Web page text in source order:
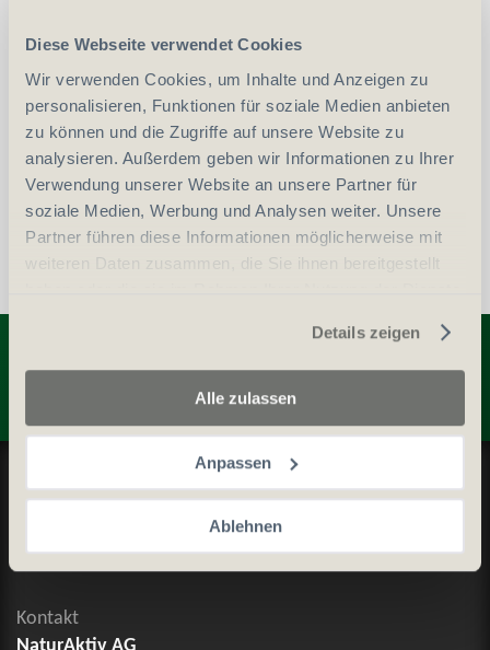
Diese Webseite verwendet Cookies
Wir verwenden Cookies, um Inhalte und Anzeigen zu
personalisieren, Funktionen für soziale Medien anbieten
zu können und die Zugriffe auf unsere Website zu
analysieren. Außerdem geben wir Informationen zu Ihrer
Verwendung unserer Website an unsere Partner für
soziale Medien, Werbung und Analysen weiter. Unsere
Partner führen diese Informationen möglicherweise mit
weiteren Daten zusammen, die Sie ihnen bereitgestellt
Details zeigen
Alle zulassen
Anpassen
Ablehnen
vergleichen
Anzahl Stück
In den Warenkorb
Entdecken Sie weitere Produkte
Datenschutz und Cookie-Richtlinien
Allgemeine Geschäftsbedingungen
Kontaktieren Sie uns
Kontakt